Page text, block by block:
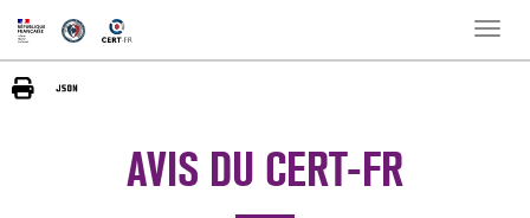
Toggle
AVIS DU CERT-FR